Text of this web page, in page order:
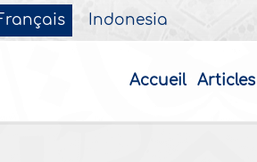
Indonesia
Accueil Articles